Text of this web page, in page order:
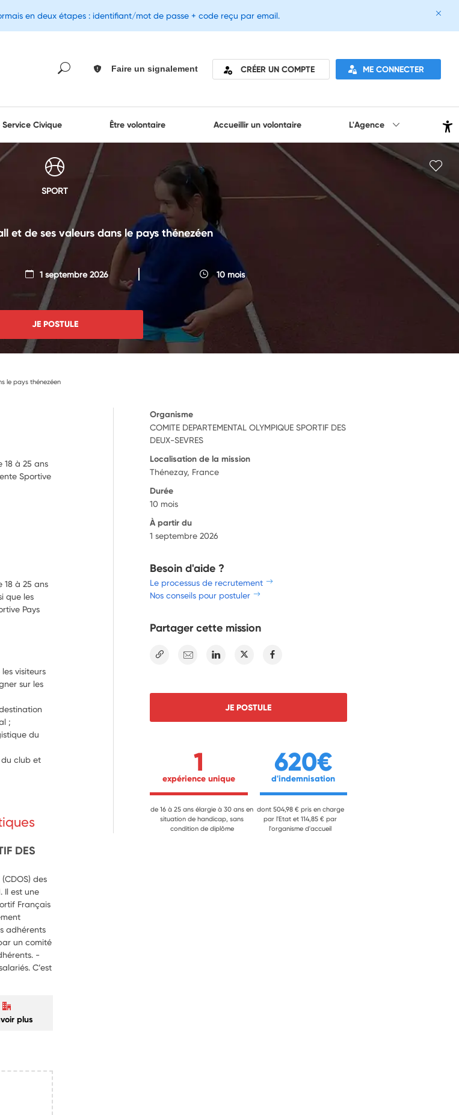
Faire un signalement CRÉER UN COMPTE ME CONNECTER
Civique Être volontaire Accueillir un volontaire L'Agence
SPORT
et de ses valeurs dans le pays thénezéen
1 septembre 2026 10 mois
JE POSTULE
le pays thénezéen
18 à 25 ans
Sportive
18 à 25 ans
que les
Pays
visiteurs
sur les
;
du
du club et
et
et
DES
des
Il est une
Français
adhérents
un comité
-
C’est
plus
Organisme
COMITE DEPARTEMENTAL OLYMPIQUE SPORTIF DES
DEUX-SEVRES
Localisation de la mission
Thénezay, France
Durée
10 mois
À partir du
1 septembre 2026
Besoin d'aide ?
Le processus de recrutement
Nos conseils pour postuler
Partager cette mission
E-mail Linkedin Twitter
JE POSTULE
1
expérience unique
de 16 à 25 ans élargie à 30 ans en
situation de handicap, sans
condition de diplôme
620€
d'indemnisation
dont 504,98 € pris en charge
par l'Etat et 114,85 € par
l'organisme d'accueil
en deux étapes : identifiant/mot de passe + code reçu par email.